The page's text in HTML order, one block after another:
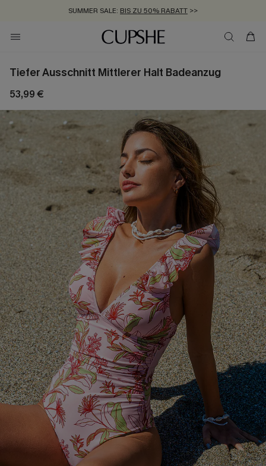
SUMMER SALE: BIS ZU 50% RABATT >>
ZUM NEWSLETTER:BIS ZU -20% EXTRA ERHALTEN
KOSTENLOSER VERSAND AB 89 €
Tiefer Ausschnitt Mittlerer Halt Badeanzug
53,99 €